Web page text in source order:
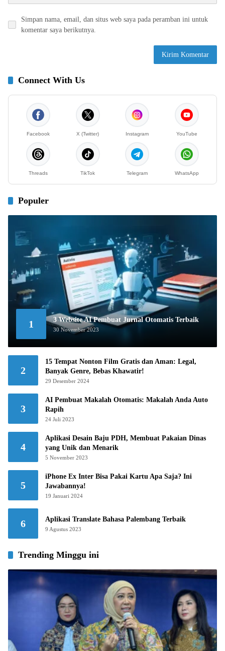
Simpan nama, email, dan situs web saya pada peramban ini untuk
komentar saya berikutnya.
Connect With Us
Facebook X (Twitter) Instagram YouTube
Threads TikTok Telegram WhatsApp
Populer
1 3 Website AI Pembuat Jurnal Otomatis Terbaik
30 November 2023
2
15 Tempat Nonton Film Gratis dan Aman: Legal,
Banyak Genre, Bebas Khawatir!
29 Desember 2024
3
AI Pembuat Makalah Otomatis: Makalah Anda Auto
Rapih
24 Juli 2023
4
Aplikasi Desain Baju PDH, Membuat Pakaian Dinas
yang Unik dan Menarik
5 November 2023
5
iPhone Ex Inter Bisa Pakai Kartu Apa Saja? Ini
Jawabannya!
19 Januari 2024
6 Aplikasi Translate Bahasa Palembang Terbaik
9 Agustus 2023
Trending Minggu ini